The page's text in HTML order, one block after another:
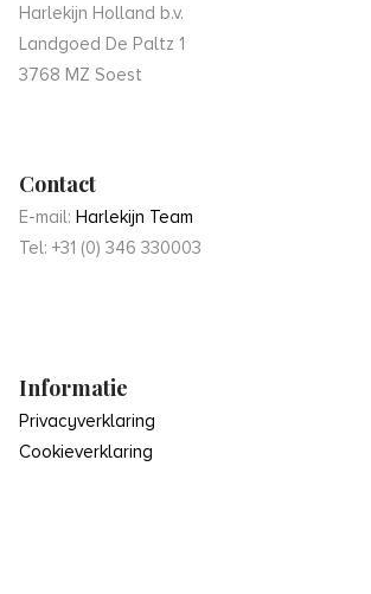
Harlekijn Holland b.v.
Landgoed De Paltz 1
3768 MZ Soest
Contact
E-mail: Harlekijn Team
Tel: +31 (0) 346 330003
Informatie
Privacyverklaring
Cookieverklaring